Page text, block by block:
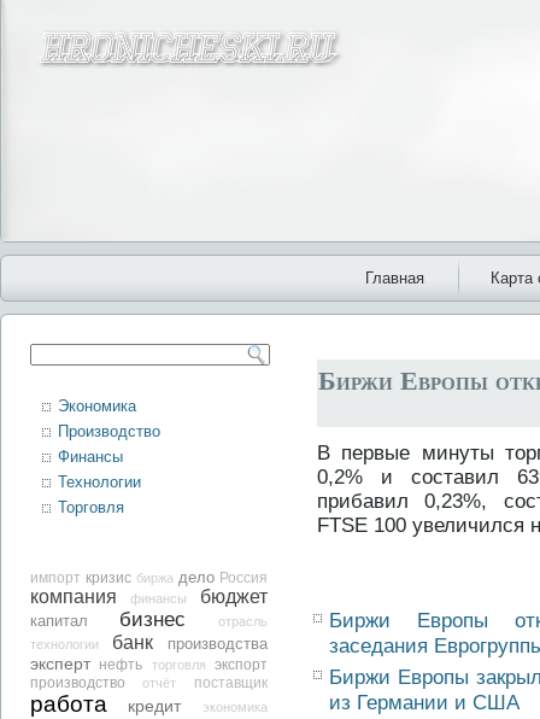
Главная Карта
Экономика
Производство
Финансы
Технологии
Торговля
импорт кризис биржа дело Россия
компания финансы бюджет
капитал бизнес
отрасль
технологии
банк производства
эксперт нефть торговля
экспорт
производство
отчёт поставщик
работа кредит
экономика
Биржи Европы
В первые минуты
0,2% и составил
прибавил 0,23%,
FTSE 100 увеличился
Биржи Европы
заседания
Биржи Европы
из Германии и США